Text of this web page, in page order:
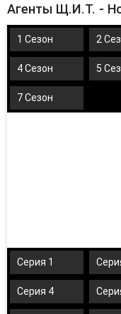
Агенты Щ.И.Т. -
1 Сезон 2
4 Сезон 5
7 Сезон
Серия 1
Серия 4